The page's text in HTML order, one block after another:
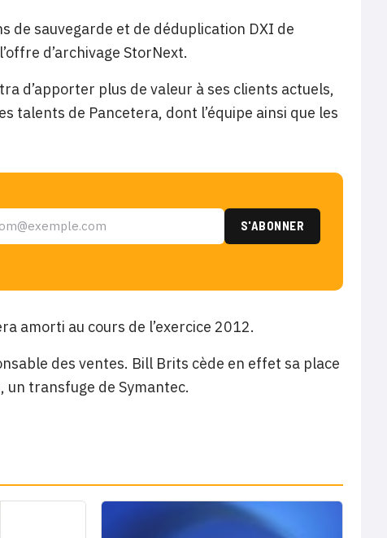
de sauvegarde et de déduplication DXI de
d’archivage StorNext.
d’apporter plus de valeur à ses clients actuels,
talents de Pancetera, dont l’équipe ainsi que les
amorti au cours de l’exercice 2012.
des ventes. Bill Brits cède en effet sa place
un transfuge de Symantec.